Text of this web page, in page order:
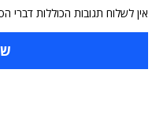
אין לשלוח תגובות הכוללות דברי